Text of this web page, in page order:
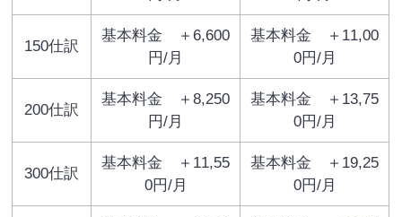
150仕訳
基本料金 ＋6,600
円/月
基本料金 ＋11,00
0円/月
200仕訳
基本料金 ＋8,250
円/月
基本料金 ＋13,75
0円/月
300仕訳
基本料金 ＋11,55
0円/月
基本料金 ＋19,25
0円/月